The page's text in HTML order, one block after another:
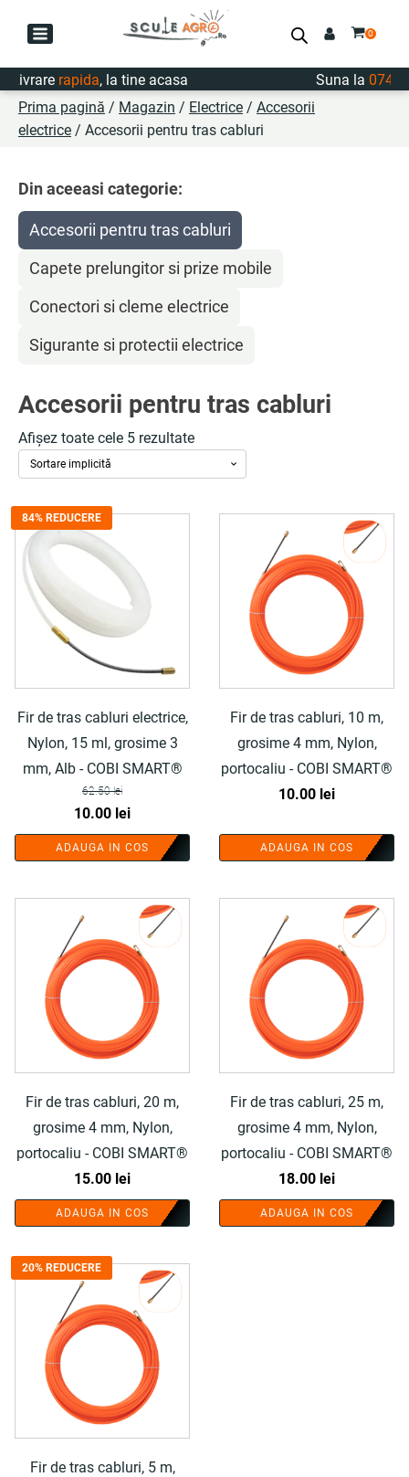
Livrarerapida, la tine acasa Suna la
Prima pagină / Magazin / Electrice / Accesorii
electrice / Accesorii pentru tras cabluri
Din aceeasi categorie:
Accesorii pentru tras cabluri
Capete prelungitor si prize mobile
Conectori si cleme electrice
Sigurante si protectii electrice
Accesorii pentru tras cabluri
Afișez toate cele 5 rezultate
84% REDUCERE
Fir de tras cabluri electrice,
Nylon, 15 ml, grosime 3
mm, Alb - COBI SMART®
62.50lei
Prețul
inițial
a
62.50 lei.
10.00 leiPrețul
curent
este:
ADAUGA IN COS
Fir de tras cabluri, 10 m,
grosime 4 mm, Nylon,
portocaliu - COBI SMART®
10.00 lei
ADAUGA IN COS
Fir de tras cabluri, 20 m,
grosime 4 mm, Nylon,
portocaliu - COBI SMART®
15.00 lei
ADAUGA IN COS
Fir de tras cabluri, 25 m,
grosime 4 mm, Nylon,
portocaliu - COBI SMART®
18.00 lei
ADAUGA IN COS
20% REDUCERE
Fir de tras cabluri, 5 m,